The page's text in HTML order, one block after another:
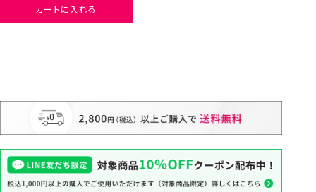
カートに入れる